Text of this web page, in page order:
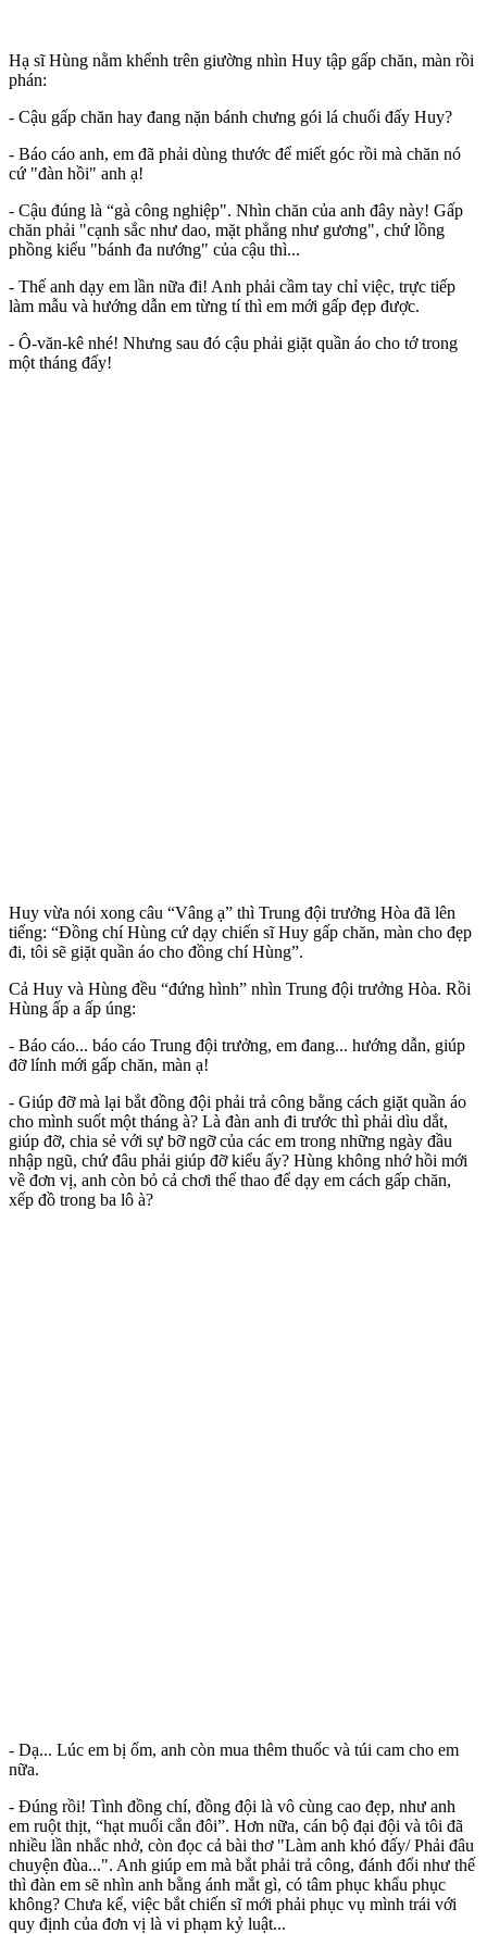
Hạ sĩ Hùng nằm khểnh trên giường nhìn Huy tập gấp chăn, màn rồi
phán:
- Cậu gấp chăn hay đang nặn bánh chưng gói lá chuối đấy Huy?
- Báo cáo anh, em đã phải dùng thước để miết góc rồi mà chăn nó
cứ "đàn hồi" anh ạ!
- Cậu đúng là “gà công nghiệp". Nhìn chăn của anh đây này! Gấp
chăn phải "cạnh sắc như dao, mặt phẳng như gương", chứ lồng
phồng kiểu "bánh đa nướng" của cậu thì...
- Thế anh dạy em lần nữa đi! Anh phải cầm tay chỉ việc, trực tiếp
làm mẫu và hướng dẫn em từng tí thì em mới gấp đẹp được.
- Ô-văn-kê nhé! Nhưng sau đó cậu phải giặt quần áo cho tớ trong
một tháng đấy!
Huy vừa nói xong câu “Vâng ạ” thì Trung đội trưởng Hòa đã lên
tiếng: “Đồng chí Hùng cứ dạy chiến sĩ Huy gấp chăn, màn cho đẹp
đi, tôi sẽ giặt quần áo cho đồng chí Hùng”.
Cả Huy và Hùng đều “đứng hình” nhìn Trung đội trưởng Hòa. Rồi
Hùng ấp a ấp úng:
- Báo cáo... báo cáo Trung đội trưởng, em đang... hướng dẫn, giúp
đỡ lính mới gấp chăn, màn ạ!
- Giúp đỡ mà lại bắt đồng đội phải trả công bằng cách giặt quần áo
cho mình suốt một tháng à? Là đàn anh đi trước thì phải dìu dắt,
giúp đỡ, chia sẻ với sự bỡ ngỡ của các em trong những ngày đầu
nhập ngũ, chứ đâu phải giúp đỡ kiểu ấy? Hùng không nhớ hồi mới
về đơn vị, anh còn bỏ cả chơi thể thao để dạy em cách gấp chăn,
xếp đồ trong ba lô à?
- Dạ... Lúc em bị ốm, anh còn mua thêm thuốc và túi cam cho em
nữa.
- Đúng rồi! Tình đồng chí, đồng đội là vô cùng cao đẹp, như anh
em ruột thịt, “hạt muối cắn đôi”. Hơn nữa, cán bộ đại đội và tôi đã
nhiều lần nhắc nhở, còn đọc cả bài thơ "Làm anh khó đấy/ Phải đâu
chuyện đùa...". Anh giúp em mà bắt phải trả công, đánh đổi như thế
thì đàn em sẽ nhìn anh bằng ánh mắt gì, có tâm phục khẩu phục
không? Chưa kể, việc bắt chiến sĩ mới phải phục vụ mình trái với
quy định của đơn vị là vi phạm kỷ luật...